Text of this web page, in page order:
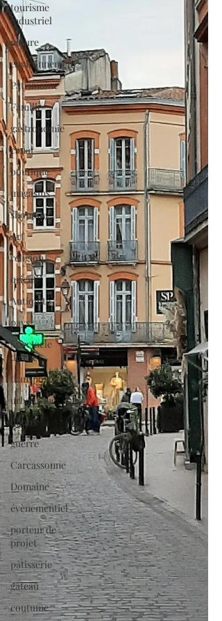
tourisme
industriel
nature
environnement
Patrimoine
Famille
gastronomie
canal
boutique
magasins
shopping
Art
religion
orient
Antiquité
pays
Spectacle
de rue
transport
urbanisme
bijoux
guerre
Carcassonne
Domaine
évènementiel
porteur de
projet
pâtisserie
gâteau
coutume